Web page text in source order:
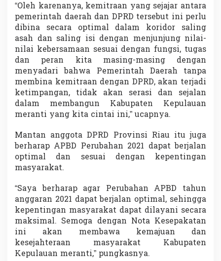
“Oleh karenanya, kemitraan yang sejajar antara
pemerintah daerah dan DPRD tersebut ini perlu
dibina secara optimal dalam koridor saling
asah dan saling isi dengan menjunjung nilai-
nilai kebersamaan sesuai dengan fungsi, tugas
dan peran kita masing-masing dengan
menyadari bahwa Pemerintah Daerah tanpa
membina kemitraan dengan DPRD, akan terjadi
ketimpangan, tidak akan serasi dan sejalan
dalam membangun Kabupaten Kepulauan
meranti yang kita cintai ini,” ucapnya.
Mantan anggota DPRD Provinsi Riau itu juga
berharap APBD Perubahan 2021 dapat berjalan
optimal dan sesuai dengan kepentingan
masyarakat.
“Saya berharap agar Perubahan APBD tahun
anggaran 2021 dapat berjalan optimal, sehingga
kepentingan masyarakat dapat dilayani secara
maksimal. Semoga dengan Nota Kesepakatan
ini akan membawa kemajuan dan
kesejahteraan masyarakat Kabupaten
Kepulauan meranti,” pungkasnya.